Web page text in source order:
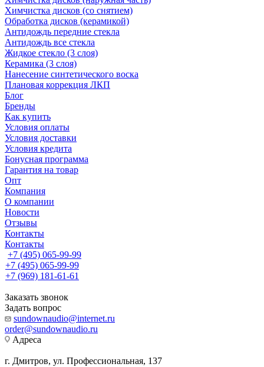
Химчистка дисков (со снятием)
Обработка дисков (керамикой)
Антидождь передние стекла
Антидождь все стекла
Жидкое стекло (3 слоя)
Керамика (3 слоя)
Нанесение синтетического воска
Плановая коррекция ЛКП
Блог
Бренды
Как купить
Условия оплаты
Условия доставки
Условия кредита
Бонусная программа
Гарантия на товар
Опт
Компания
О компании
Новости
Отзывы
Контакты
Контакты
+7 (495) 065-99-99
+7 (495) 065-99-99
+7 (969) 181-61-61
Заказать звонок
Задать вопрос
sundownaudio@internet.ru
order@sundownaudio.ru
Адреса
г. Дмитров, ул. Профессиональная, 137